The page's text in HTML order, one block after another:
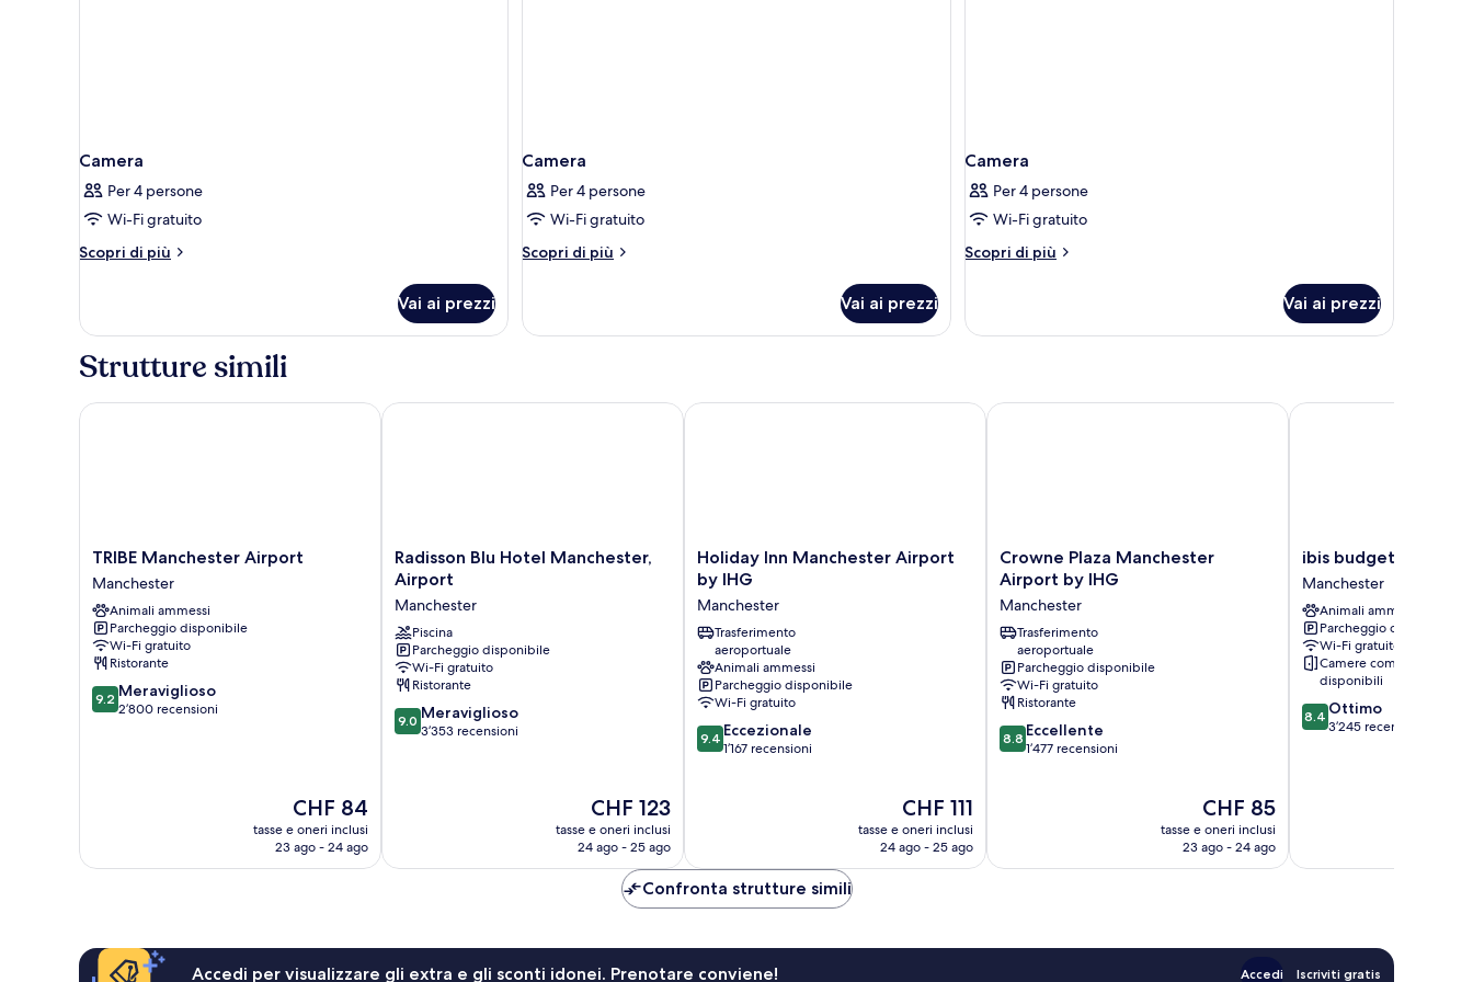
Camera
Per 4 persone
Wi-Fi gratuito
Scopri di più
Altri
Vai ai prezzi
Camera
Per 4 persone
Wi-Fi gratuito
Scopri di più
Altri
Vai ai prezzi
Camera
Per 4 persone
Wi-Fi gratuito
Scopri di più
Altri
Vai ai prezzi
Strutture simili
TRIBE
Manchester
Airport
Manchester
TRIBE Manchester Airport
Manchester
Animali ammessi
Parcheggio disponibile
Wi-Fi gratuito
Ristorante
9.2
su
9.2 Meraviglioso
2’800 recensioni
Il
prezzo
attuale
CHF 84
tasse e oneri inclusi
23 ago - 24 ago
TRIBE Manchester Airport
Radisson
Blu
Hotel
Manchester,
Airport
Manchester
Radisson Blu Hotel Manchester,
Airport
Manchester
Piscina
Parcheggio disponibile
Wi-Fi gratuito
Ristorante
9.0
su
9.0 Meraviglioso
3’353 recensioni
Il
prezzo
attuale
CHF 123
CHF 123
tasse e oneri inclusi
24 ago - 25 ago
Radisson Blu Hotel Manchester, Airport
Holiday
Inn
Manchester
Airport
by
IHG
Manchester
Holiday Inn Manchester Airport
by IHG
Manchester
Trasferimento
aeroportuale
Animali ammessi
Parcheggio disponibile
Wi-Fi gratuito
9.4
su
9.4 Eccezionale
1’167 recensioni
Il
prezzo
attuale
CHF 111
tasse e oneri inclusi
24 ago - 25 ago
Holiday Inn Manchester Airport by IHG
Crowne
Plaza
Manchester
Airport
by
IHG
Manchester
Crowne Plaza Manchester
Airport by IHG
Manchester
Trasferimento
aeroportuale
Parcheggio disponibile
Wi-Fi gratuito
Ristorante
8.8
su
8.8 Eccellente
1’477 recensioni
Il
prezzo
attuale
CHF 85
tasse e oneri inclusi
23 ago - 24 ago
Crowne Plaza Manchester Airport by IHG
ibis
budget
Manchester
Airport
Manchester
ibis budget
Manchester
Animali ammessi
Parcheggio disponibile
Wi-Fi gratuito
Camere comunicanti
disponibili
8.4
su
8.4 Ottimo
3’245 recensioni
ibis budget
Confronta strutture simili
Accedi per visualizzare gli extra e gli sconti idonei. Prenotare conviene! Accedi Iscriviti gratis